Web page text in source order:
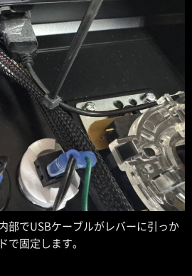
部でUSBケーブルがレバーに引っか
で固定します。